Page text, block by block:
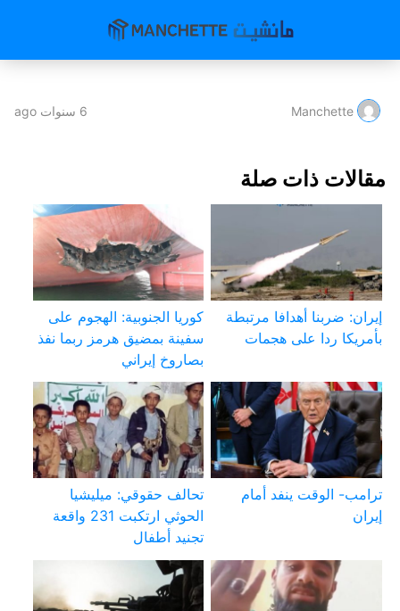
Manchette 6 سنوات ago
مقالات ذات صلة
إيران: ضربنا أهدافا مرتبطة
بأمريكا ردا على هجمات
كوريا الجنوبية: الهجوم على
سفينة بمضيق هرمز ربما نفذ
بصاروخ إيراني
ترامب- الوقت ينفد أمام
إيران
تحالف حقوقي: ميليشيا
الحوثي ارتكبت 231 واقعة
تجنيد أطفال